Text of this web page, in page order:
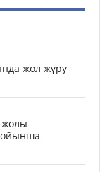
жол жүру